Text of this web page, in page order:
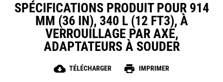
SPÉCIFICATIONS PRODUIT POUR 914
MM (36 IN), 340 L (12 FT3), À
VERROUILLAGE PAR AXE,
ADAPTATEURS À SOUDER
cloud_download TÉLÉCHARGER print IMPRIMER